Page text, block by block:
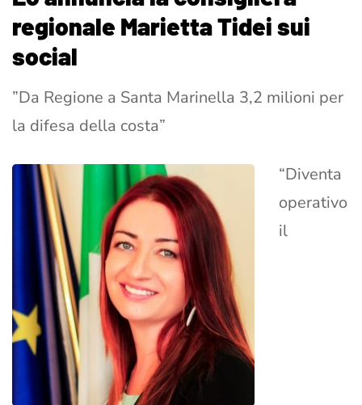
regionale Marietta Tidei sui
social
”Da Regione a Santa Marinella 3,2 milioni per
la difesa della costa”
“Diventa
operativo
il